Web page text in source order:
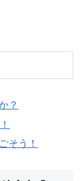
？
そう！